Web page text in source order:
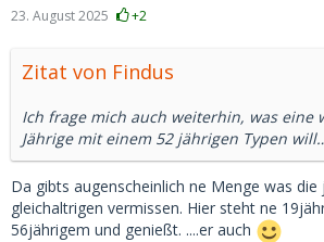
23. August 2025 +2
Zitat von Findus
Ich frage mich auch weiterhin, was eine
Jährige mit einem 52 jährigen Typen
Da gibts augenscheinlich ne Menge was
gleichaltrigen vermissen. Hier steht ne
56jährigem und genießt. ....er auch